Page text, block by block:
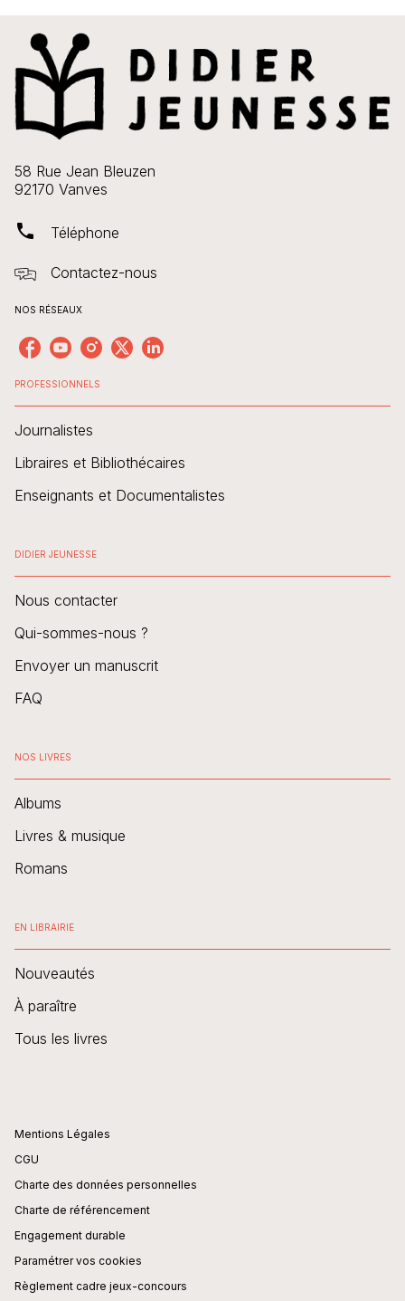
58 Rue Jean Bleuzen
92170 Vanves
phone Téléphone
Contactez-nous
NOS RÉSEAUX
PROFESSIONNELS
Journalistes
Libraires et Bibliothécaires
Enseignants et Documentalistes
DIDIER JEUNESSE
Nous contacter
Qui-sommes-nous ?
Envoyer un manuscrit
FAQ
NOS LIVRES
Albums
Livres & musique
Romans
EN LIBRAIRIE
Nouveautés
À paraître
Tous les livres
Mentions Légales
CGU
Charte des données personnelles
Charte de référencement
Engagement durable
Paramétrer vos cookies
Règlement cadre jeux-concours